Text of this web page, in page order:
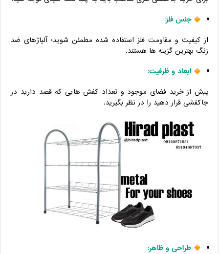
جنس فلز:
از کیفیت و مقاومت فلز استفاده شده مطمئن شوید؛ آلیاژهای ضد
زنگ بهترین گزینه ها هستند.
ابعاد و ظرفیت:
پیش از خرید فضای موجود و تعداد کفش هایی که قصد دارید در
جاکفشی قرار دهید را در نظر بگیرید.
طراحی و ظاهر: